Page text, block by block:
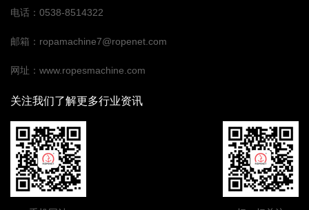
电话：0538-8514322
邮箱：ropamachine7@ropenet.com
网址：www.ropesmachine.com
关注我们了解更多行业资讯